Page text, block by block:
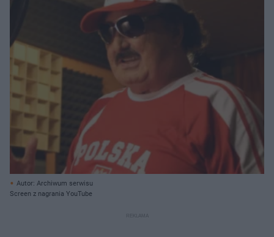
Autor: Archiwum serwisu
Screen z nagrania YouTube